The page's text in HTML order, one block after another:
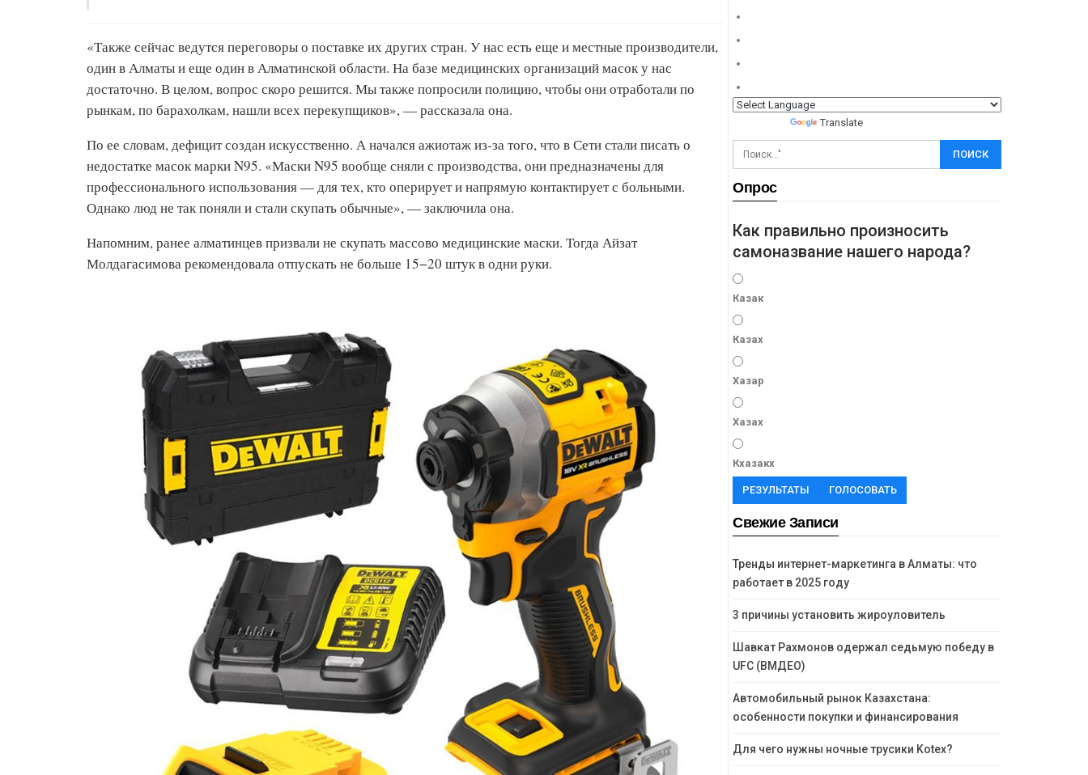
«Также сейчас ведутся переговоры о поставке их других стран. У нас есть еще и местные производители,
один в Алматы и еще один в Алматинской области. На базе медицинских организаций масок у нас
достаточно. В целом, вопрос скоро решится. Мы также попросили полицию, чтобы они отработали по
рынкам, по барахолкам, нашли всех перекупщиков», — рассказала она.
По ее словам, дефицит создан искусственно. А начался ажиотаж из-за того, что в Сети стали писать о
недостатке масок марки N95. «Маски N95 вообще сняли с производства, они предназначены для
профессионального использования — для тех, кто оперирует и напрямую контактирует с больными.
Однако люд не так поняли и стали скупать обычные», — заключила она.
Напомним, ранее алматинцев призвали не скупать массово медицинские маски. Тогда Айзат
Молдагасимова рекомендовала отпускать не больше 15−20 штук в одни руки.
Translate
Опрос
Как правильно произносить
самоназвание нашего народа?
Казак
Казах
Хазар
Хазах
Кхазакх
РЕЗУЛЬТАТЫ ГОЛОСОВАТЬ
Свежие Записи
Тренды интернет-маркетинга в Алматы: что
работает в 2025 году
3 причины установить жироуловитель
Шавкат Рахмонов одержал седьмую победу в
UFC (ВМДЕО)
Автомобильный рынок Казахстана:
особенности покупки и финансирования
Для чего нужны ночные трусики Kotex?